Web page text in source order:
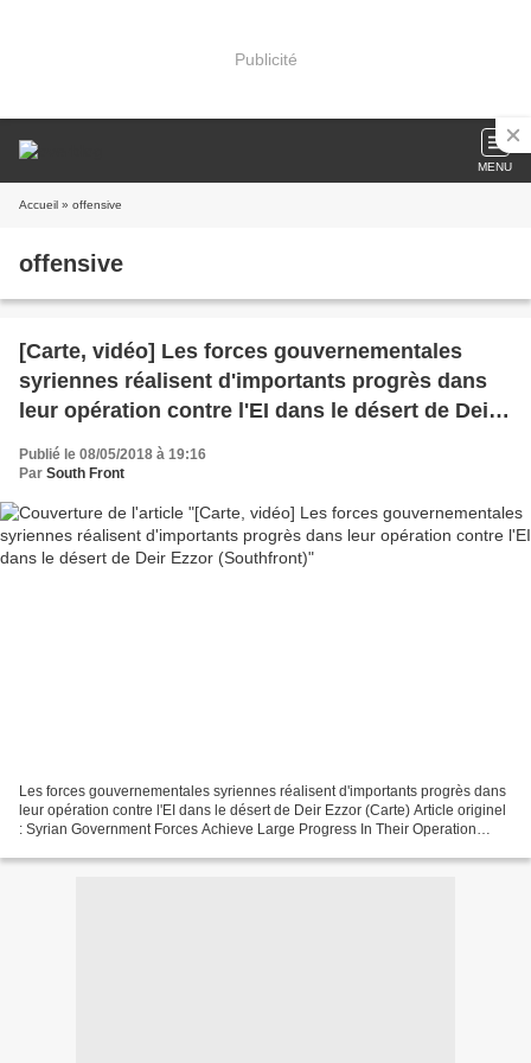
Publicité
MENU
Accueil » offensive
offensive
[Carte, vidéo] Les forces gouvernementales
syriennes réalisent d'importants progrès dans
leur opération contre l'EI dans le désert de Deir
Ezzor (Southfront)
Publié le 08/05/2018 à 19:16
Par South Front
Les forces gouvernementales syriennes réalisent d'importants progrès dans
leur opération contre l'EI dans le désert de Deir Ezzor (Carte) Article originel
: Syrian Government Forces Achieve Large Progress In Their Operation